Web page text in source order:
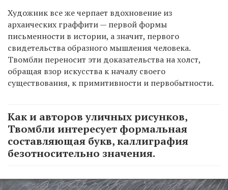
Художник все же черпает вдохновение из
архаических граффити — первой формы
письменности в истории, а значит, первого
свидетельства образного мышления человека.
Твомбли переносит эти доказательства на холст,
обращая взор искусства к началу своего
существования, к примитивности и первобытности.
Как и авторов уличных рисунков,
Твомбли интересует формальная
составляющая букв, каллиграфия
безотносительно значения.